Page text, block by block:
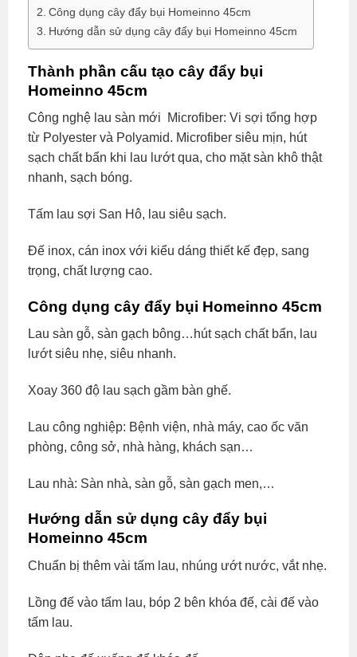
Công dụng cây đẩy bụi Homeinno 45cm
Hướng dẫn sử dụng cây đẩy bụi Homeinno 45cm
Thành phần cấu tạo cây đẩy bụi
Homeinno 45cm
Công nghệ lau sàn mới Microfiber: Vi sợi tổng hợp
từ Polyester và Polyamid. Microfiber siêu mịn, hút
sạch chất bẩn khi lau lướt qua, cho mặt sàn khô thật
nhanh, sạch bóng.
Tấm lau sợi San Hô, lau siêu sạch.
Đế inox, cán inox với kiểu dáng thiết kế đẹp, sang
trọng, chất lượng cao.
Công dụng cây đẩy bụi Homeinno 45cm
Lau sàn gỗ, sàn gạch bông…hút sạch chất bẩn, lau
lướt siêu nhẹ, siêu nhanh.
Xoay 360 độ lau sạch gầm bàn ghế.
Lau công nghiệp: Bệnh viện, nhà máy, cao ốc văn
phòng, công sở, nhà hàng, khách sạn…
Lau nhà: Sàn nhà, sàn gỗ, sàn gạch men,…
Hướng dẫn sử dụng cây đẩy bụi
Homeinno 45cm
Chuẩn bị thêm vài tấm lau, nhúng ướt nước, vắt nhẹ.
Lồng đế vào tấm lau, bóp 2 bên khóa đế, cài đế vào
tấm lau.